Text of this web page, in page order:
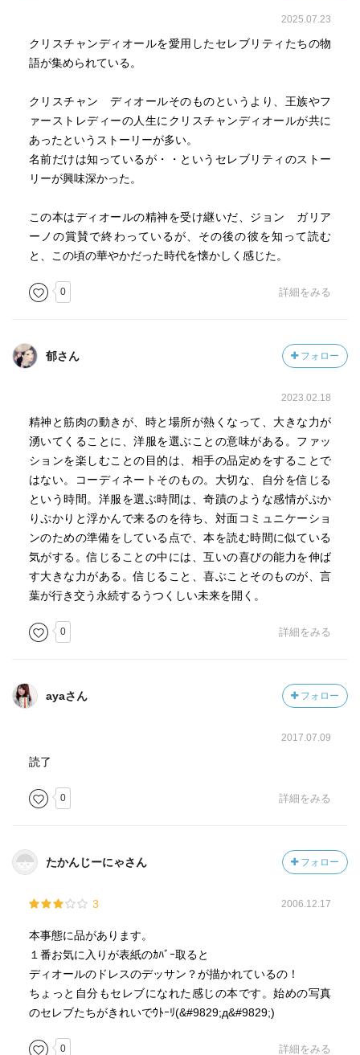
2025.07.23
クリスチャンディオールを愛用したセレブリティたちの物
語が集められている。
クリスチャン ディオールそのものというより、王族やフ
ァーストレディーの人生にクリスチャンディオールが共に
あったというストーリーが多い。
名前だけは知っているが・・というセレブリティのストー
リーが興味深かった。
この本はディオールの精神を受け継いだ、ジョン ガリア
ーノの賞賛で終わっているが、その後の彼を知って読む
と、この頃の華やかだった時代を懐かしく感じた。
0 詳細をみる
郁さん フォロー
2023.02.18
精神と筋肉の動きが、時と場所が熱くなって、大きな力が
湧いてくることに、洋服を選ぶことの意味がある。ファッ
ションを楽しむことの目的は、相手の品定めをすることで
はない。コーディネートそのもの。大切な、自分を信じる
という時間。洋服を選ぶ時間は、奇蹟のような感情がぷか
りぷかりと浮かんで来るのを待ち、対面コミュニケーショ
ンのための準備をしている点で、本を読む時間に似ている
気がする。信じることの中には、互いの喜びの能力を伸ば
す大きな力がある。信じること、喜ぶことそのものが、言
葉が行き交う永続するうつくしい未来を開く。
0 詳細をみる
ayaさん フォロー
2017.07.09
読了
0 詳細をみる
たかんじーにゃさん フォロー
3 2006.12.17
本事態に品があります。
１番お気に入りが表紙のｶﾊﾞｰ取ると
ディオールのドレスのデッサン？が描かれているの！
ちょっと自分もセレブになれた感じの本です。始めの写真
のセレブたちがきれいでｳﾄｰﾘ(&#9829;д&#9829;)
0 詳細をみる